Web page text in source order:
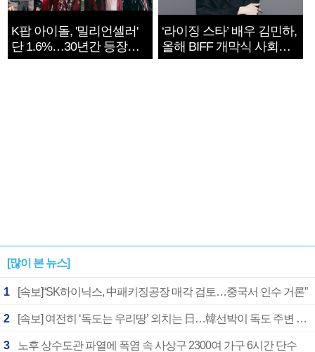
K팝 아이돌, '밀리언셀러'
단 1.6%…30년간 등장
1182개팀 전수조사
‘라이징 스타’ 배우 김민하,
올해 BIFF 개막식 사회자
확정
[많이 본 뉴스]
1 [속보]“SK하이닉스, 中패키징공장 매각 검토…중국서 인수 거론”
2 [속보] 여전히 ‘독도는 우리땅’ 외치는 日…韓선박이 독도 주변 해양조사 활동하자 반발
3 노후 상수도관 파열에 폭염 속 사상구 2300여 가구 6시간 단수